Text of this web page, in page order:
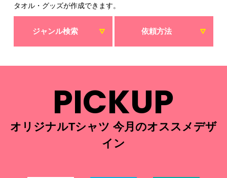
タオル・グッズが作成できます。
ジャンル検索 依頼方法
PICKUP
オリジナルTシャツ 今月のオススメデザ
イン